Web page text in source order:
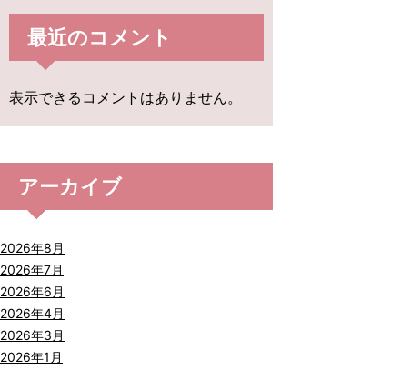
最近のコメント
表示できるコメントはありません。
アーカイブ
2026年8月
2026年7月
2026年6月
2026年4月
2026年3月
2026年1月